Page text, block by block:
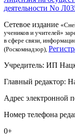
деятельности No
Сетевое издание
учеников и учителей»
в сфере связи,
(Роскомнадзор),
Учредитель: ИП
Главный редактор:
Адрес электронной
Номер телефона
0+